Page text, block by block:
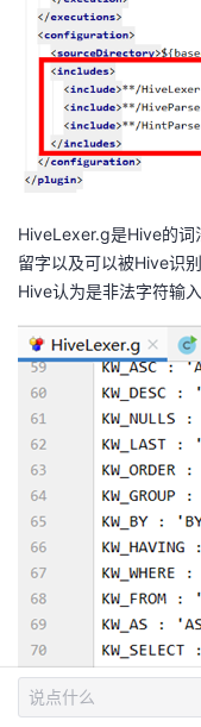
HiveLexer.g是Hive的词
留字以及可以被Hive识
Hive认为是非法字符输入